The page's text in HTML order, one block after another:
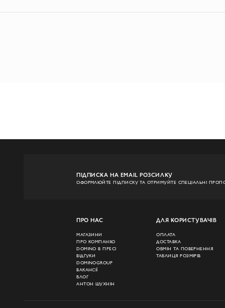
ПІДПИСКА НА EMAIL РОЗСИЛКУ
ОФОРМЛЮЙТЕ ПІДПИСКУ ТА ОТРИМУЙТЕ СПЕЦІАЛЬНІ
ПРО НАС
МАГАЗИНИ
ПРО КОМПАНІЮ
DOMINO В ПРЕСІ
ВІДГУКИ
DOMINOGROUP
ВАКАНСІЇ
БЛОГ
АНТОН ШУХНІН
ДЛЯ КОРИСТУВАЧІВ
ОПЛАТА
ДОСТАВКА
ОБМІН ТА ПОВЕРНЕННЯ
ТАБЛИЦЯ РОЗМІРІВ